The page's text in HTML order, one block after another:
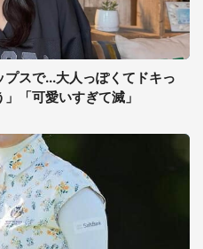
スで...大人っぽくてドキっ
「可愛いすぎて滅」